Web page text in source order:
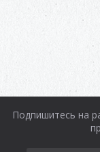
Подпишитесь на